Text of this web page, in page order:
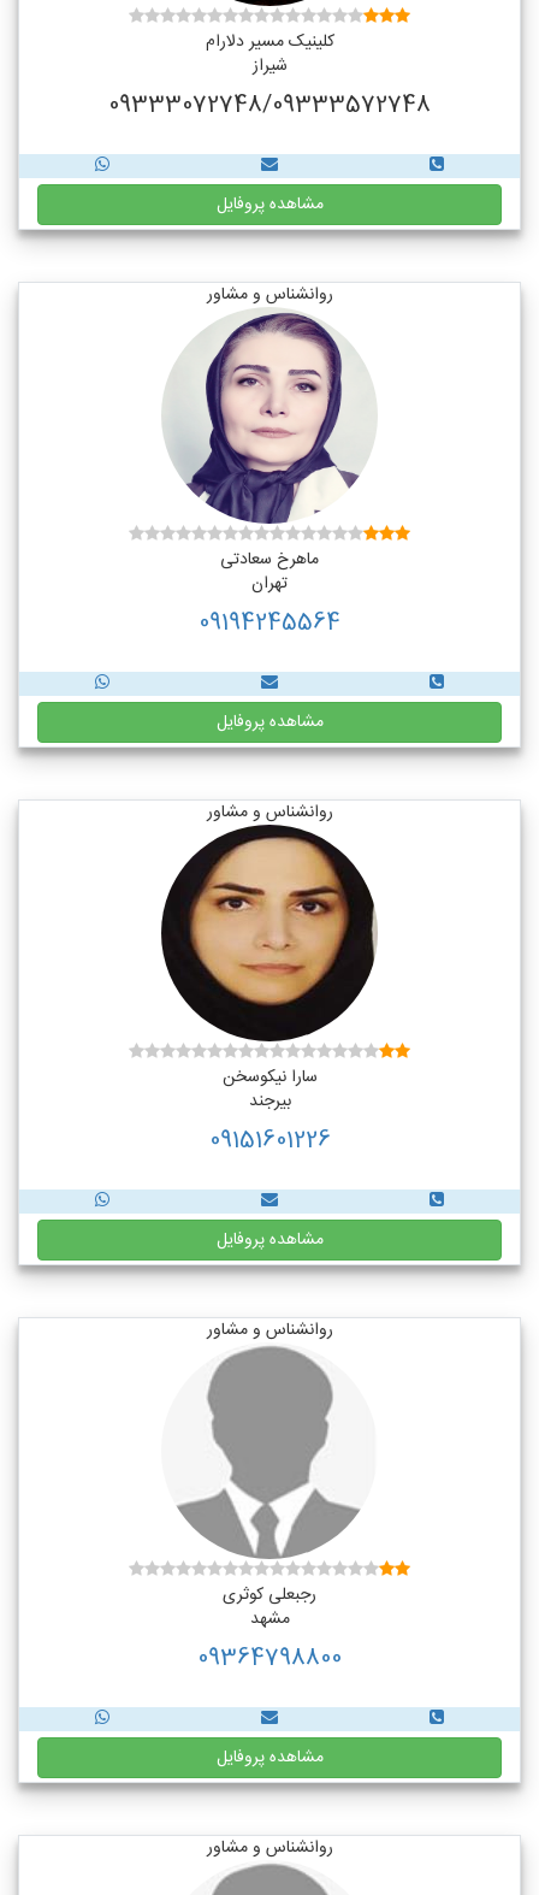
کلینیک مسیر دلارام
شیراز
09333072748/09333572748
مشاهده پروفایل
روانشناس و مشاور
ماهرخ سعادتی
تهران
09194245564
مشاهده پروفایل
روانشناس و مشاور
سارا نیکوسخن
بیرجند
09151601226
مشاهده پروفایل
روانشناس و مشاور
رجبعلی کوثری
مشهد
09364798800
مشاهده پروفایل
روانشناس و مشاور